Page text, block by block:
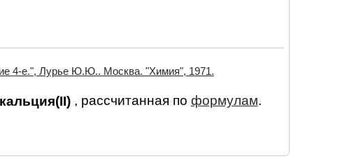
4-е.", Лурье Ю.Ю.. Москва. "Химия", 1971.
, рассчитанная по формулам.